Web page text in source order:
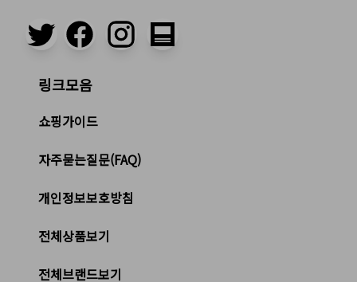
링크모음
쇼핑가이드
자주묻는질문(FAQ)
개인정보보호방침
전체상품보기
전체브랜드보기